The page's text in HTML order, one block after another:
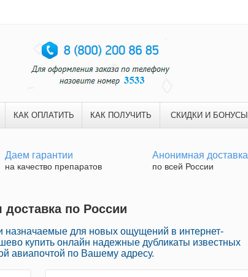
КАК ОПЛАТИТЬ КАК ПОЛУЧИТЬ СКИДКИ И БОНУСЫ
Даем гарантии
на качество препаратов
Анонимная доставка
по всей России
доставка по России
для новых ощущений в интернет-
купить онлайн надежные дубликаты известных
авиапочтой по Вашему адресу.